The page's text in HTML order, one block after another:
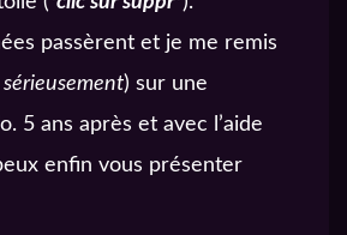
passèrent et je me remis
) sur une
5 ans après et avec l’aide
enfin vous présenter